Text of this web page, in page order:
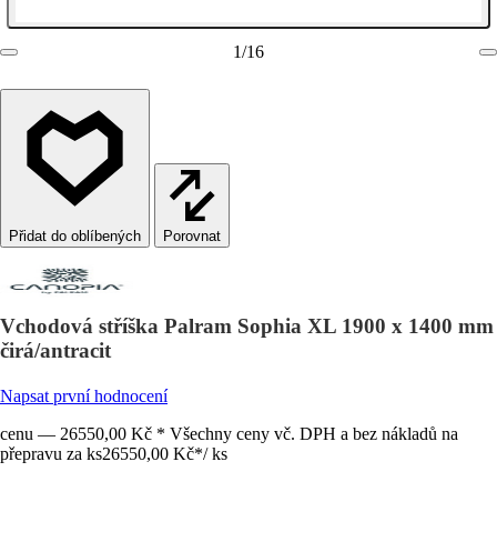
1/16
Porovnat
Vchodová stříška Palram Sophia XL 1900 x 1400 mm
čirá/antracit
Napsat první hodnocení
cenu — 26550,00 Kč * Všechny ceny vč. DPH a bez nákladů na
přepravu za ks26550,00 Kč*/ ks